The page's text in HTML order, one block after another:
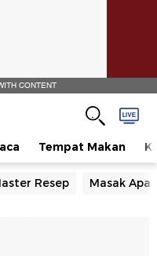
CONTENT
Tempat Makan
Resep Masak Apa